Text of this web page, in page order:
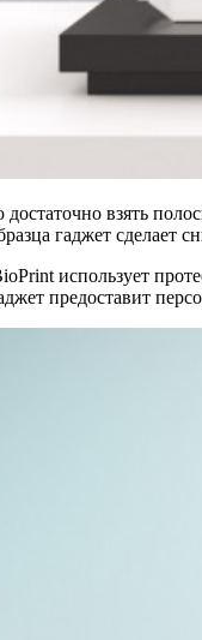
взять
гаджет сделает
использует
предоставит